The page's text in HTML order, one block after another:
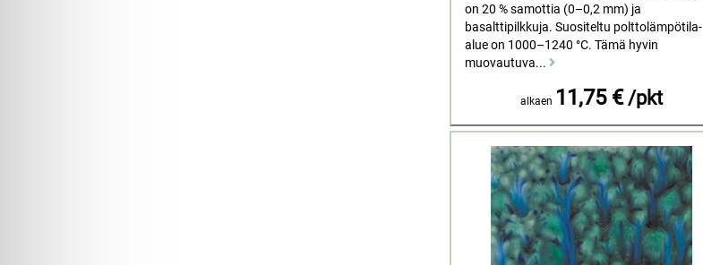
on 20 % samottia (0–0,2 mm) ja
basalttipilkkuja. Suositeltu polttolämpötila-
alue on 1000–1240 °C. Tämä hyvin
muovautuva...
alkaen 11,75 € /pkt